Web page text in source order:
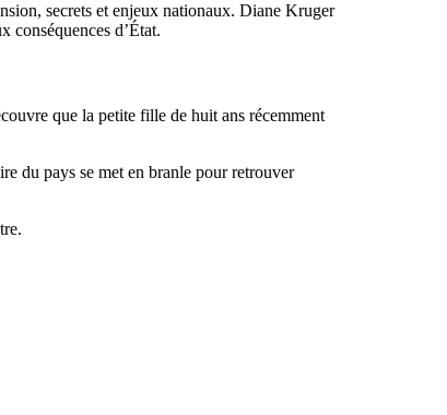
secrets et enjeux nationaux. Diane Kruger
conséquences d’État.
que la petite fille de huit ans récemment
du pays se met en branle pour retrouver